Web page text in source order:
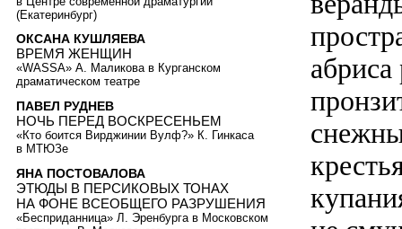
(Екатеринбург)
ОКСАНА КУШЛЯЕВА
ВРЕМЯ ЖЕНЩИН
«WASSA» А. Маликова в Курганском
драматическом театре
ПАВЕЛ РУДНЕВ
НОЧЬ ПЕРЕД ВОСКРЕСЕНЬЕМ
«Кто боится Вирджинии Вулф?» К. Гинкаса
в МТЮЗе
ЯНА ПОСТОВАЛОВА
ЭТЮДЫ В ПЕРСИКОВЫХ ТОНАХ
НА ФОНЕ ВСЕОБЩЕГО РАЗРУШЕНИЯ
«Бесприданница» Л. Эренбурга в Московском